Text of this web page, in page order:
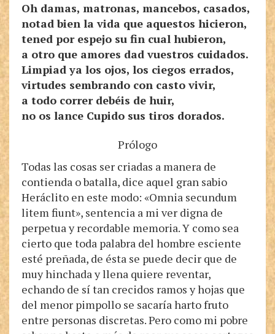
Oh damas, matronas, mancebos, casados,
notad bien la vida que aquestos hicieron,
tened por espejo su fin cual hubieron,
a otro que amores dad vuestros cuidados.
Limpiad ya los ojos, los ciegos errados,
virtudes sembrando con casto vivir,
a todo correr debéis de huir,
no os lance Cupido sus tiros dorados.
Prólogo
Todas las cosas ser criadas a manera de
contienda o batalla, dice aquel gran sabio
Heráclito en este modo: «Omnia secundum
litem fiunt», sentencia a mi ver digna de
perpetua y recordable memoria. Y como sea
cierto que toda palabra del hombre esciente
esté preñada, de ésta se puede decir que de
muy hinchada y llena quiere reventar,
echando de sí tan crecidos ramos y hojas que
del menor pimpollo se sacaría harto fruto
entre personas discretas. Pero como mi pobre